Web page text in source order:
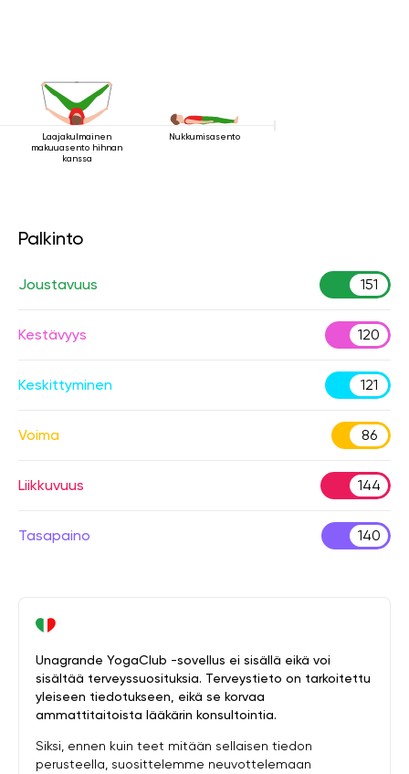
Laajakulmainen
makuuasento hihnan
kanssa
Nukkumisasento
Palkinto
Joustavuus 151
Kestävyys 120
Keskittyminen 121
Voima 86
Liikkuvuus 144
Tasapaino 140
Unagrande YogaClub -sovellus ei sisällä eikä voi
sisältää terveyssuosituksia. Terveystieto on tarkoitettu
yleiseen tiedotukseen, eikä se korvaa
ammattitaitoista lääkärin konsultointia.
Siksi, ennen kuin teet mitään sellaisen tiedon
perusteella, suosittelemme neuvottelemaan